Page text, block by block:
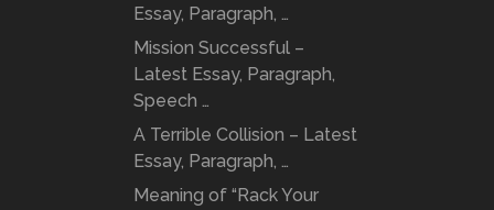
Essay, Paragraph, …
Mission Successful –
Latest Essay, Paragraph,
Speech …
A Terrible Collision – Latest
Essay, Paragraph, …
Meaning of “Rack Your